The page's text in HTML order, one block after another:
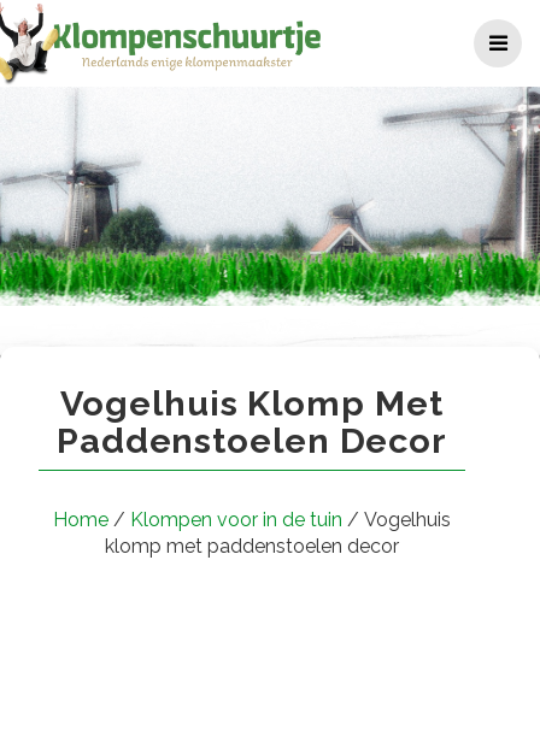
naar
de
Vogelhuis klomp met
Vogelhuis Klomp Met
Paddenstoelen Decor
Home / Klompen voor in de tuin / Vogelhuis
klomp met paddenstoelen decor